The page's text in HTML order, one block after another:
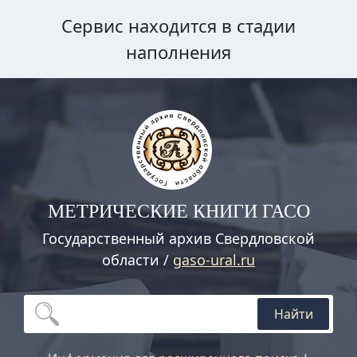
Сервис находится в стадии
наполнения
МЕТРИЧЕСКИЕ КНИГИ ГАСО
Государственный архив Свердловской
области / gaso-ural.ru
Найти